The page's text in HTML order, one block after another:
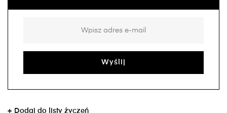
Dodaj do listy życzeń